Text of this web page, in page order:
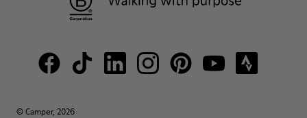
© Camper, 2026